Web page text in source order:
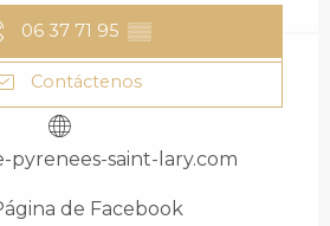
06 37 71 95 ▒▒
Contáctenos
pyrenees-saint-lary.com
de Facebook